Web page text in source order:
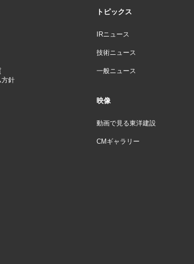
方針
トピックス
IRニュース
技術ニュース
一般ニュース
映像
動画で見る東洋建設
CMギャラリー